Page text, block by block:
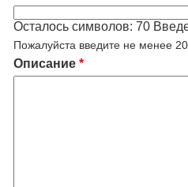
Осталось символов: 70
Пожалуйста введите не менее
Описание *